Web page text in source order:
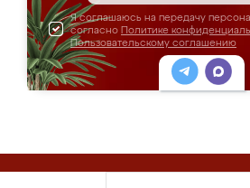
Я соглашаюсь на передачу
согласно Политике
Пользовательскому соглашению